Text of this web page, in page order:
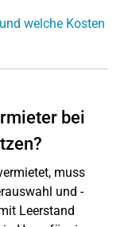
welche Kosten
bei
muss
und -
Leerstand